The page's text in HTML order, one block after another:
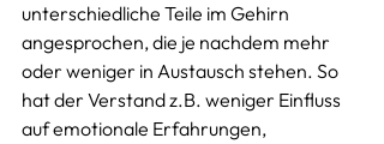
unterschiedliche Teile im Gehirn
angesprochen, die je nachdem mehr
oder weniger in Austausch stehen. So
hat der Verstand z.B. weniger Einfluss
auf emotionale Erfahrungen,